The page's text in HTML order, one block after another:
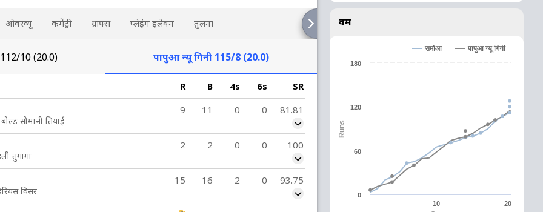
ओवरव्यू कमेंट्री ग्राफ्स प्लेइंग इलेवन तुलना
112/10 (20.0) पापुआ न्यू गिनी 115/8 (20.0)
R B 4s 6s
SR
9 11 0 0 81.81
सौमानी तियाई
2 2 0 0 100
तुगागा
15 16 2 0 93.75
विसर
वर्म
Runs
समोआ पापुआ न्यू गिनी
10 20
0
60
120
180